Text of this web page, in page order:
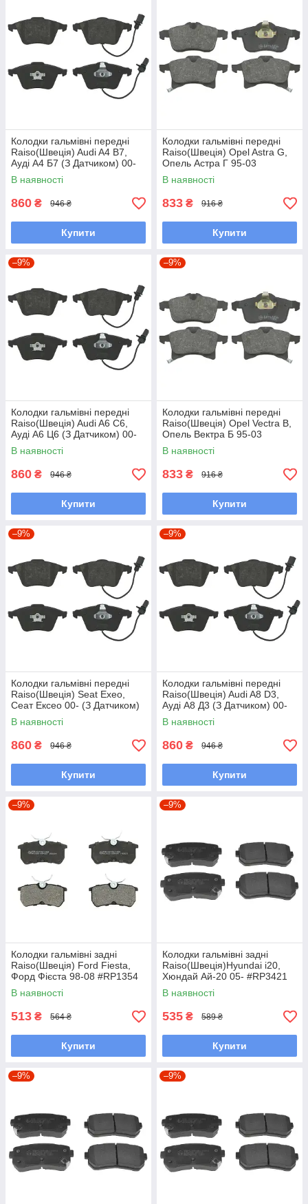
Колодки гальмівні передні
Raiso(Швеція) Audi A4 B7,
Ауді А4 Б7 (З Датчиком) 00-
#RP1554 UARADNM7
В наявності
860 ₴ 946 ₴
Купити
Колодки гальмівні передні
Raiso(Швеція) Opel Astra G,
Опель Астра Г 95-03
#RP1271 UAVIKDI7
В наявності
833 ₴ 916 ₴
Купити
–9%
Колодки гальмівні передні
Raiso(Швеція) Audi A6 C6,
Ауді А6 Ц6 (З Датчиком) 00-
#RP1554 UAGZDCR7
В наявності
860 ₴ 946 ₴
Купити
–9%
Колодки гальмівні передні
Raiso(Швеція) Opel Vectra B,
Опель Вектра Б 95-03
#RP1271 UAFGPDY7
В наявності
833 ₴ 916 ₴
Купити
–9%
Колодки гальмівні передні
Raiso(Швеція) Seat Exeo,
Сеат Ексео 00- (З Датчиком)
#RP1554 UASWSAV7
В наявності
860 ₴ 946 ₴
Купити
–9%
Колодки гальмівні передні
Raiso(Швеція) Audi A8 D3,
Ауді А8 Д3 (З Датчиком) 00-
#RP1554 UASWSAV7
В наявності
860 ₴ 946 ₴
Купити
–9%
Колодки гальмівні задні
Raiso(Швеція) Ford Fiesta,
Форд Фієста 98-08 #RP1354
UADNKFP7
В наявності
513 ₴ 564 ₴
Купити
–9%
Колодки гальмівні задні
Raiso(Швеція)Hyundai i20,
Хюндай Ай-20 05- #RP3421
UAHXPMH7
В наявності
535 ₴ 589 ₴
Купити
–9% –9%